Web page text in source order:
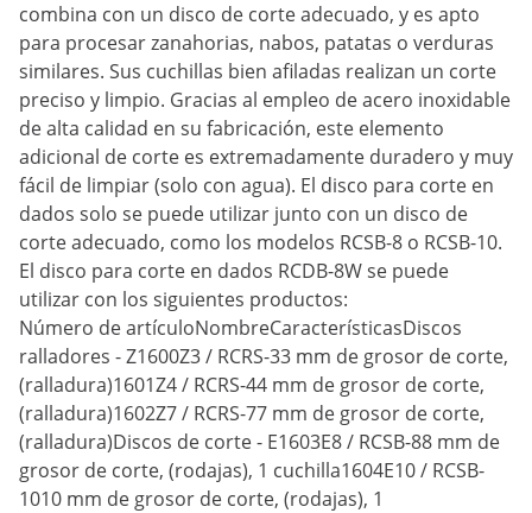
combina con un disco de corte adecuado, y es apto
para procesar zanahorias, nabos, patatas o verduras
similares. Sus cuchillas bien afiladas realizan un corte
preciso y limpio. Gracias al empleo de acero inoxidable
de alta calidad en su fabricación, este elemento
adicional de corte es extremadamente duradero y muy
fácil de limpiar (solo con agua). El disco para corte en
dados solo se puede utilizar junto con un disco de
corte adecuado, como los modelos RCSB-8 o RCSB-10.
El disco para corte en dados RCDB-8W se puede
utilizar con los siguientes productos:
Número de artículoNombreCaracterísticasDiscos
ralladores - Z1600Z3 / RCRS-33 mm de grosor de corte,
(ralladura)1601Z4 / RCRS-44 mm de grosor de corte,
(ralladura)1602Z7 / RCRS-77 mm de grosor de corte,
(ralladura)Discos de corte - E1603E8 / RCSB-88 mm de
grosor de corte, (rodajas), 1 cuchilla1604E10 / RCSB-
1010 mm de grosor de corte, (rodajas), 1